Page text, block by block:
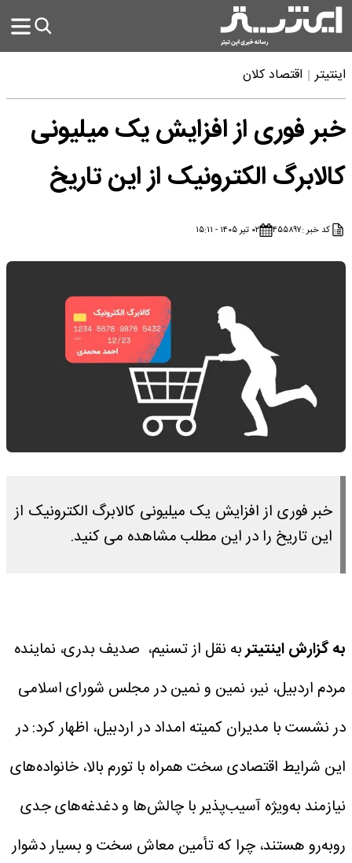
اینتیتر اقتصاد کلان
خبر فوری از افزایش یک میلیونی
کالابرگ الکترونیک از این تاریخ
کد خبر :۴۵۵۸۹۷ ۰۲ تیر ۱۴۰۵ - ۱۵:۱۱
خبر فوری از افزایش یک میلیونی کالابرگ الکترونیک از
این تاریخ را در این مطلب مشاهده می کنید.
به گزارش اینتیتربه نقل از تسنیم، صدیف بدری، نماینده
مردم اردبیل، نیر، نمین و نمین در مجلس شورای اسلامی
در نشست با مدیران کمیته امداد در اردبیل، اظهار کرد: در
این شرایط اقتصادی سخت همراه با تورم بالا، خانواده‌های
نیازمند به‌ویژه آسیب‌پذیر با چالش‌ها و دغدغه‌های جدی
روبه‌رو هستند، چرا که تأمین معاش سخت و بسیار دشوار